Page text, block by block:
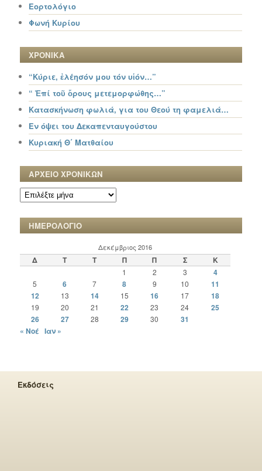
Εορτολόγιο
Φωνή Κυρίου
ΧΡΟΝΙΚΑ
“Κύριε, ἐλέησόν μου τόν υἱόν…”
“ Ἐπί τοῦ ὄρους μετεμορφώθης…”
Κατασκήνωση φωλιά, για του Θεού τη φαμελιά…
Εν όψει του Δεκαπενταυγούστου
Κυριακή Θ΄ Ματθαίου
ΑΡΧΕΙΟ ΧΡΟΝΙΚΩΝ
ΑΡΧΕΙΟ
ΧΡΟΝΙΚΩΝ
ΗΜΕΡΟΛΟΓΙΟ
Δεκέμβριος 2016
Δ Τ Τ Π Π Σ Κ
1 2 3 4
5 6 7 8 9 10
11
12
13 14 15 16 17 18
19 20 21 22 23 24
25
26
27 28 29 30
31
« Νοέ Ιαν »
Εκδόσεις